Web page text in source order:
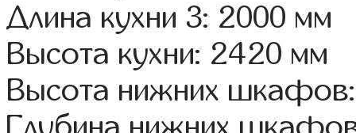
Длина кухни 3: 2000 мм
Высота кухни: 2420 мм
Высота нижних